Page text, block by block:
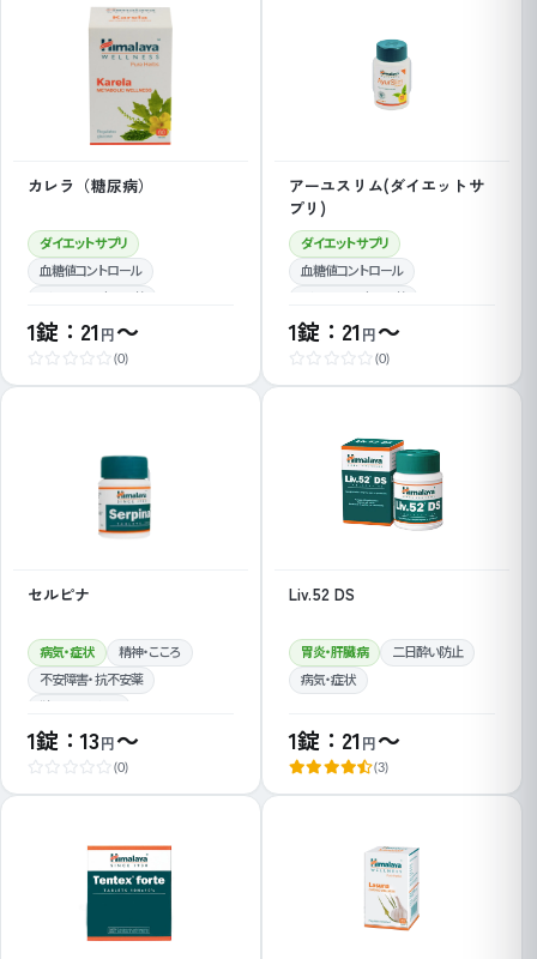
カレラ（糖尿病）
ダイエットサプリ
血糖値コントロール
1錠：21円～
(0)
アーユスリム(ダイエットサ
プリ)
ダイエットサプリ
血糖値コントロール
1錠：21円～
(0)
セルピナ
病気・症状 精神・こころ
不安障害・抗不安薬
1錠：13円～
(0)
Liv.52 DS
胃炎・肝臓病 二日酔い防止
病気・症状
1錠：21円～
(3)